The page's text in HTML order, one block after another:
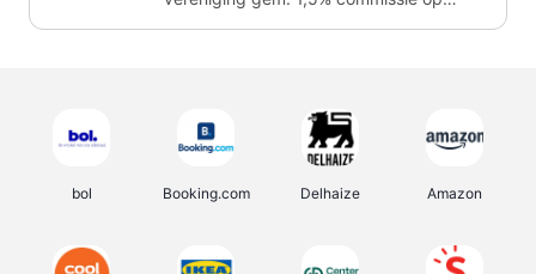
bol Booking.com Delhaize Amazon